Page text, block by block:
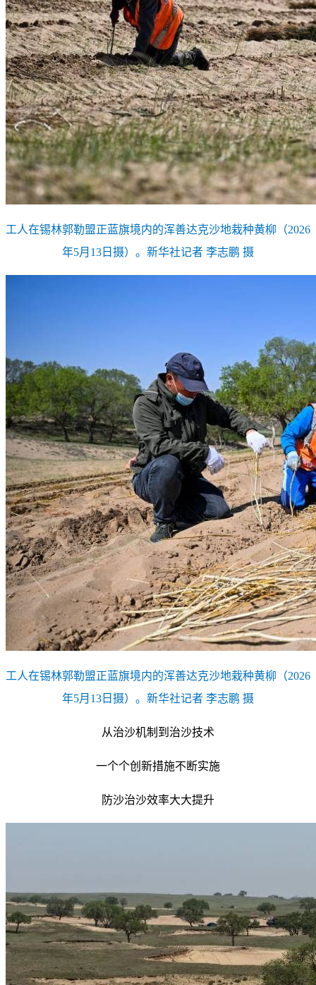
工人在锡林郭勒盟正蓝旗境内的浑善达克沙地栽种黄柳（2026
年5月13日摄）。新华社记者 李志鹏 摄
工人在锡林郭勒盟正蓝旗境内的浑善达克沙地栽种黄柳（2026
年5月13日摄）。新华社记者 李志鹏 摄
从治沙机制到治沙技术
一个个创新措施不断实施
防沙治沙效率大大提升